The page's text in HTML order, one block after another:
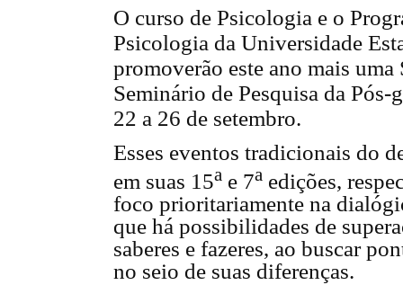
O curso de Psicologia e o
Psicologia da Universidade
promoverão este ano mais uma
Seminário de Pesquisa da
22 a 26 de setembro.
Esses eventos tradicionais do
em suas 15a e 7a edições,
foco prioritariamente na
que há possibilidades de
saberes e fazeres, ao buscar
no seio de suas diferenças.